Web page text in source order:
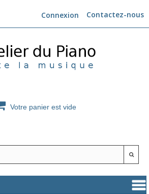
Contactez-nous
Connexion
Votre panier est vide